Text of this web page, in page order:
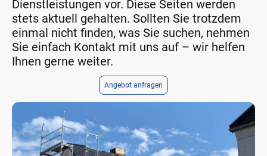
Dienstleistungen vor. Diese Seiten werden
stets aktuell gehalten. Sollten Sie trotzdem
einmal nicht finden, was Sie suchen, nehmen
Sie einfach Kontakt mit uns auf – wir helfen
Ihnen gerne weiter.
Angebot anfragen